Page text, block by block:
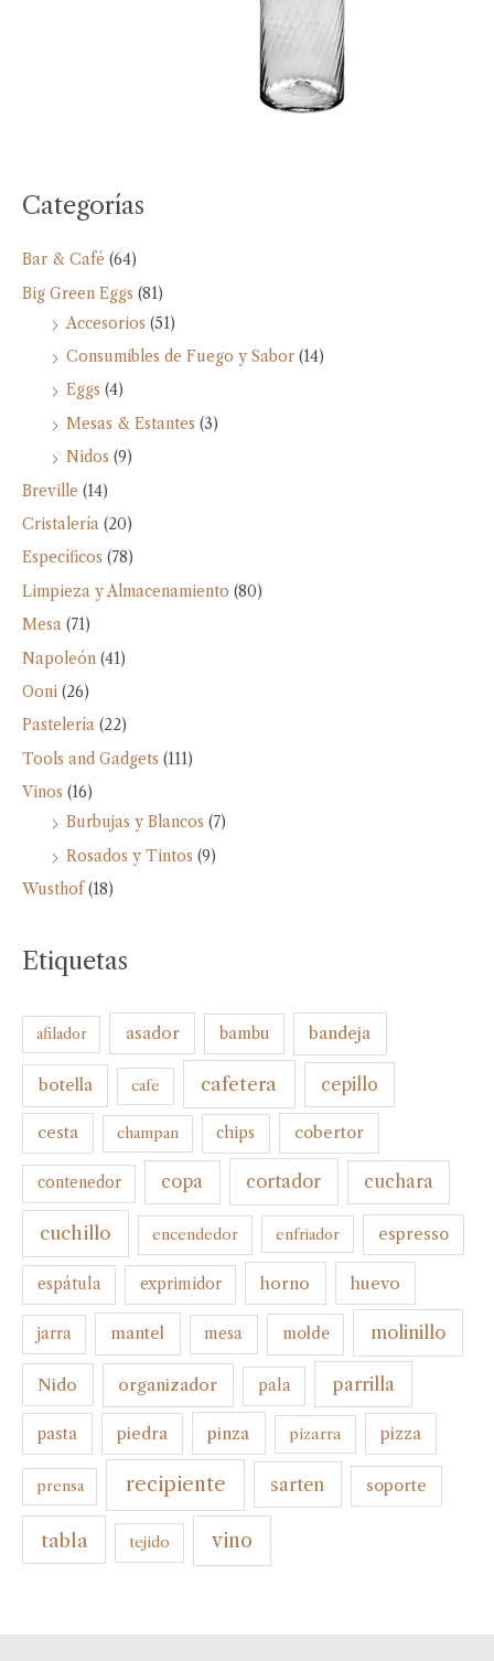
Categorías
Bar & Café (64)
Big Green Eggs (81)
Accesorios (51)
Consumibles de Fuego y Sabor (14)
Eggs (4)
Mesas & Estantes (3)
Nidos (9)
Breville (14)
Cristalería (20)
Específicos (78)
Limpieza y Almacenamiento (80)
Mesa (71)
Napoleón (41)
Ooni (26)
Pastelería (22)
Tools and Gadgets (111)
Vinos (16)
Burbujas y Blancos (7)
Rosados y Tintos (9)
Wusthof (18)
Etiquetas
afilador asador bambu bandeja
botella cafe cafetera cepillo
cesta champan chips cobertor
contenedor copa cortador cuchara
cuchillo encendedor enfriador espresso
espátula exprimidor horno huevo
jarra mantel mesa molde molinillo
Nido organizador pala parrilla
pasta piedra pinza pizarra pizza
prensa recipiente sarten soporte
tabla tejido vino